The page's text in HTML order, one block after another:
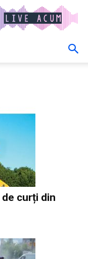
curți din